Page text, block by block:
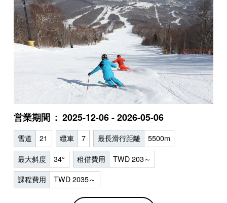
営業期間 2025-12-06 - 2026-05-06
雪道 21 纜車 7 最長滑行距離 5500m
最大斜度 34° 租借費用 TWD 203～
課程費用 TWD 2035～